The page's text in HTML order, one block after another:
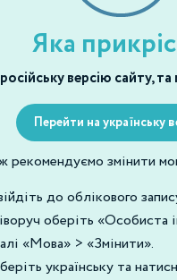
Яка
версію сайту,
Перейти на українську
рекомендуємо змінити
до облікового
оберіть «Особиста
«Мова» > «Змінити».
українську та